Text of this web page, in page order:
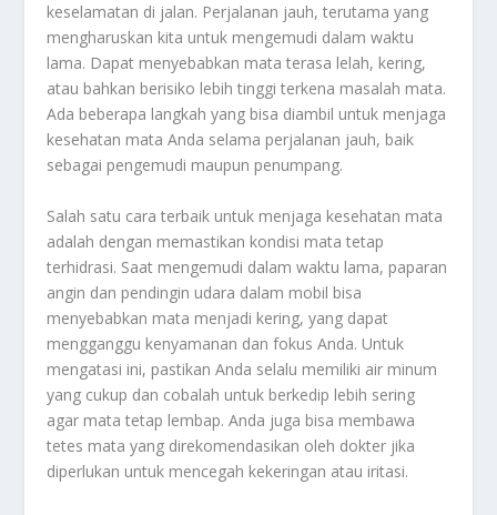
keselamatan di jalan. Perjalanan jauh, terutama yang
mengharuskan kita untuk mengemudi dalam waktu
lama. Dapat menyebabkan mata terasa lelah, kering,
atau bahkan berisiko lebih tinggi terkena masalah mata.
Ada beberapa langkah yang bisa diambil untuk menjaga
kesehatan mata Anda selama perjalanan jauh, baik
sebagai pengemudi maupun penumpang.
Salah satu cara terbaik untuk menjaga kesehatan mata
adalah dengan memastikan kondisi mata tetap
terhidrasi. Saat mengemudi dalam waktu lama, paparan
angin dan pendingin udara dalam mobil bisa
menyebabkan mata menjadi kering, yang dapat
mengganggu kenyamanan dan fokus Anda. Untuk
mengatasi ini, pastikan Anda selalu memiliki air minum
yang cukup dan cobalah untuk berkedip lebih sering
agar mata tetap lembap. Anda juga bisa membawa
tetes mata yang direkomendasikan oleh dokter jika
diperlukan untuk mencegah kekeringan atau iritasi.